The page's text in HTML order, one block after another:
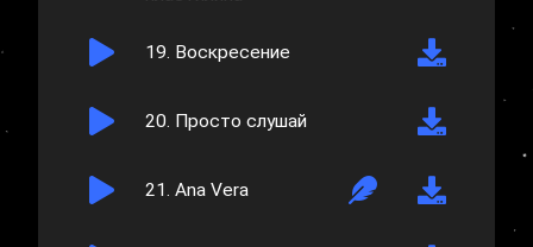
19. Воскресение
20. Просто слушай
21. Ana Vera